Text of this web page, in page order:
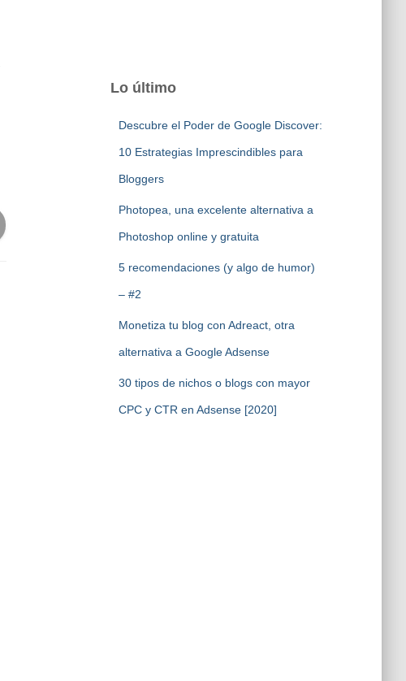
Lo último
Descubre el Poder de Google Discover:
10 Estrategias Imprescindibles para
Bloggers
Photopea, una excelente alternativa a
Photoshop online y gratuita
5 recomendaciones (y algo de humor)
– #2
Monetiza tu blog con Adreact, otra
alternativa a Google Adsense
30 tipos de nichos o blogs con mayor
CPC y CTR en Adsense [2020]